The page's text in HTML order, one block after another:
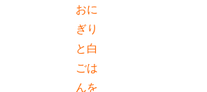
おに
ぎり
と白
ごは
んを